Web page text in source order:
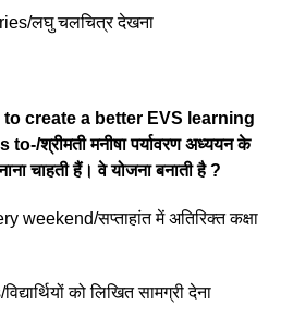
लघु चलचित्र देखना
create a better EVS learning
श्रीमती मनीषा पर्यावरण अध्ययन के
चाहती हैं। वे योजना बनाती है ?
weekend/सप्ताहांत में अतिरिक्त कक्षा
को लिखित सामग्री देना